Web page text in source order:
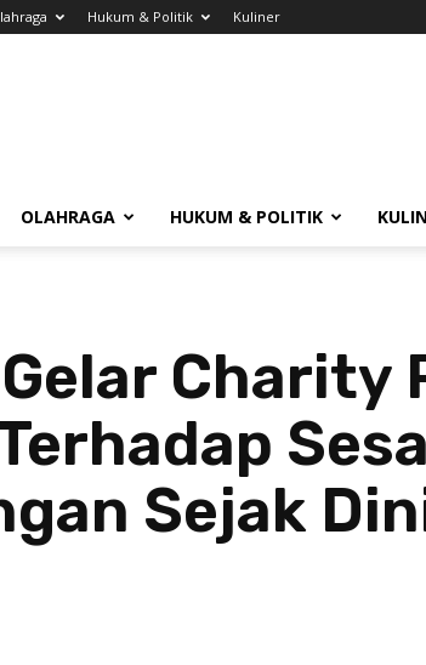
Hukum & Politik Kuliner
OLAHRAGA HUKUM & POLITIK
Charity
Sejak